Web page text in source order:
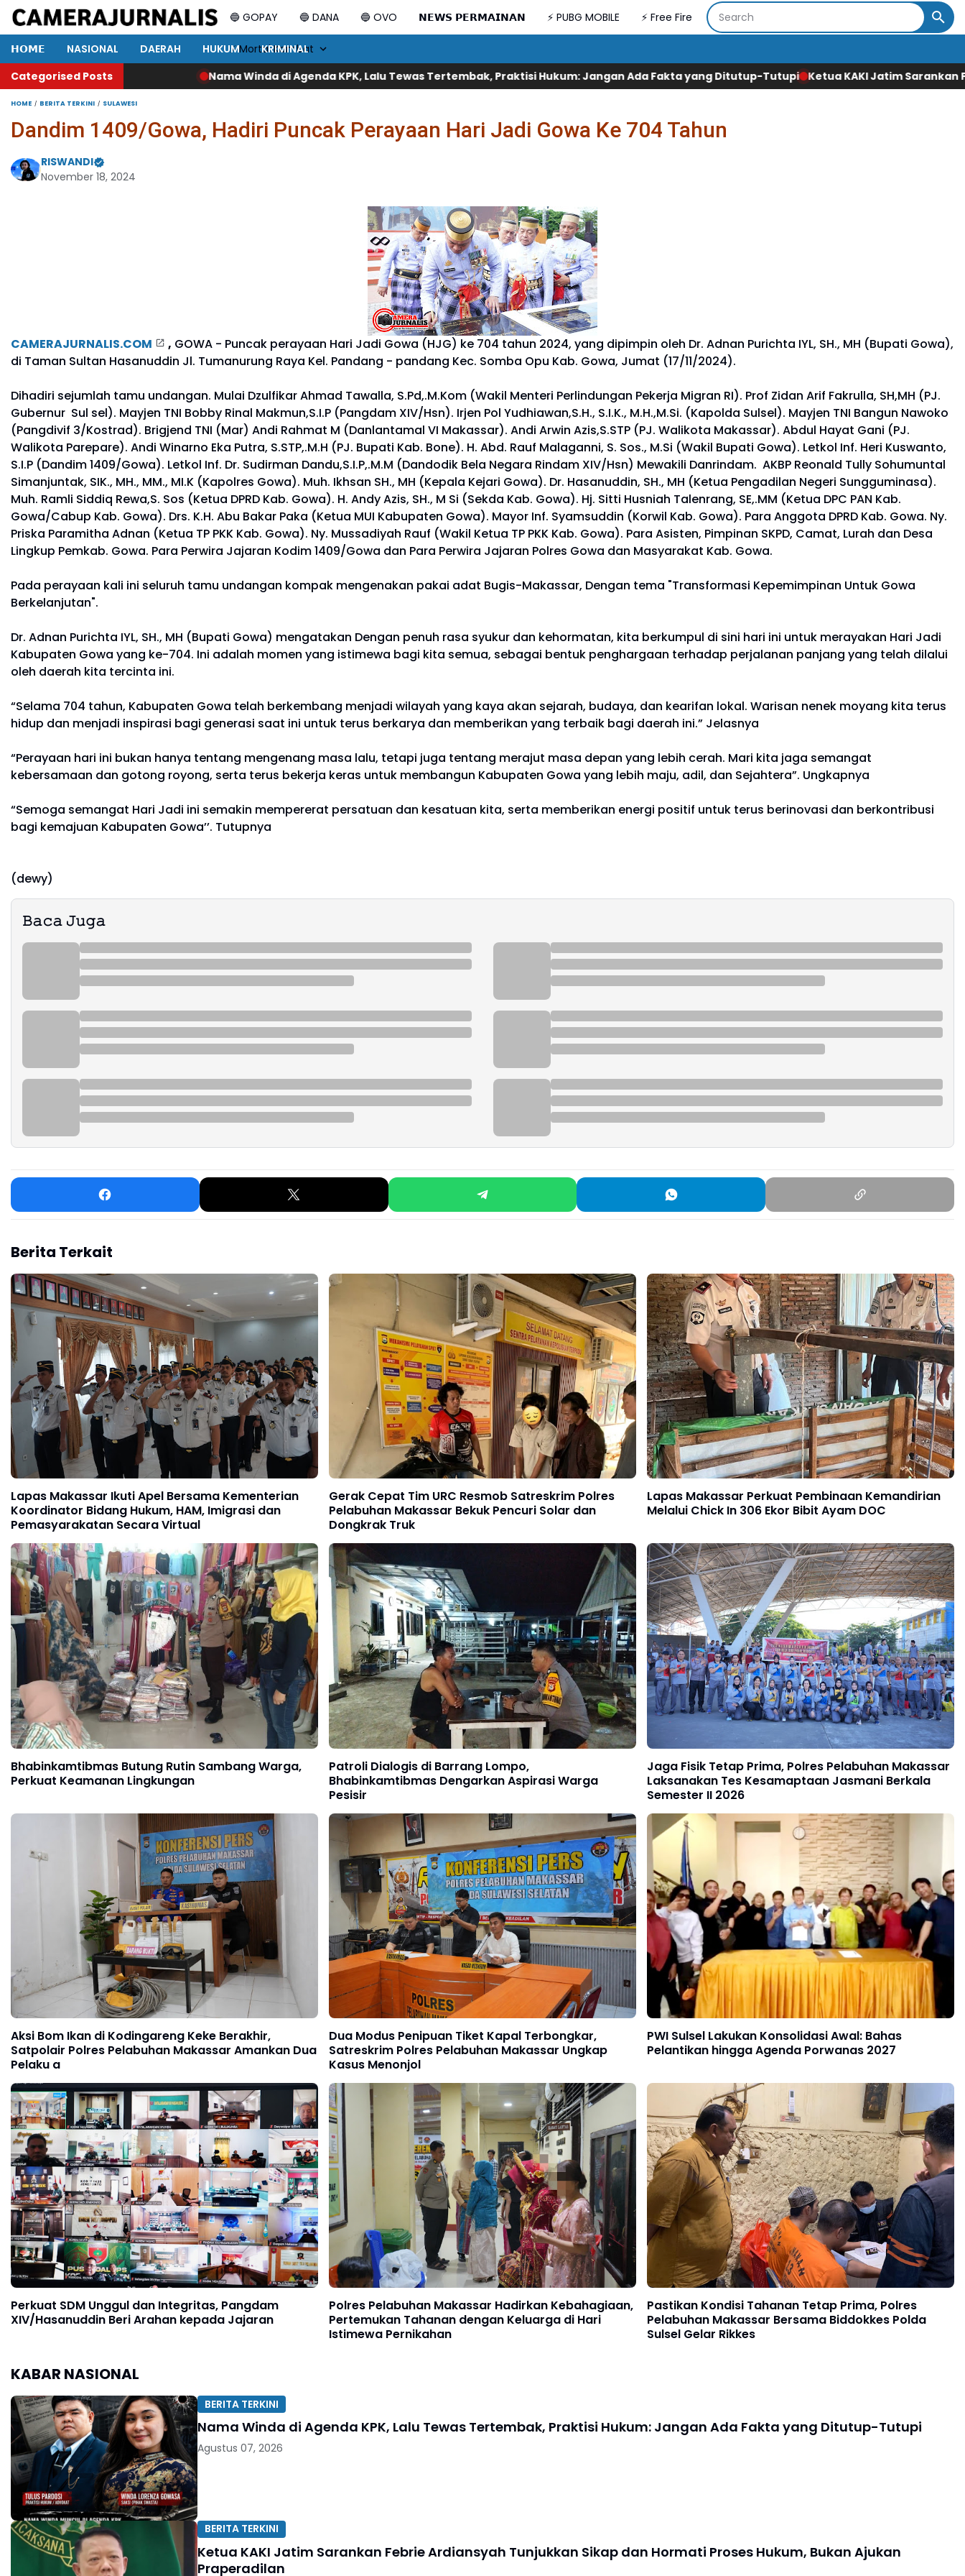
🔵 GOPAY 🔵 DANA 🔵 OVO 𝗡𝗘𝗪𝗦 𝗣𝗘𝗥𝗠𝗔𝗜𝗡𝗔𝗡 ⚡ PUBG MOBILE ⚡ Free Fire
⚡ Mortal Kombat
𝗛𝗢𝗠𝗘 NASIONAL DAERAH HUKUM
KRIMINAL
Categorised PostsNama Winda di Agenda KPK, Lalu Tewas Tertembak, Praktisi Hukum: Jangan Ada Fakta yang Ditutup-Tutupi Ketua KAKI Jatim Sarankan Febrie Ardiansyah
HOME BERITA TERKINI SULAWESI
Dandim 1409/Gowa, Hadiri Puncak Perayaan Hari Jadi Gowa Ke 704 Tahun
RISWANDI
November 18, 2024
CAMERAJURNALIS.COM , GOWA - Puncak perayaan Hari Jadi Gowa (HJG) ke 704 tahun 2024, yang dipimpin oleh Dr. Adnan Purichta IYL, SH., MH (Bupati Gowa),
di Taman Sultan Hasanuddin Jl. Tumanurung Raya Kel. Pandang - pandang Kec. Somba Opu Kab. Gowa, Jumat (17/11/2024).
Dihadiri sejumlah tamu undangan. Mulai Dzulfikar Ahmad Tawalla, S.Pd,.M.Kom (Wakil Menteri Perlindungan Pekerja Migran RI). Prof Zidan Arif Fakrulla, SH,MH (PJ.
Gubernur Sul sel). Mayjen TNI Bobby Rinal Makmun,S.I.P (Pangdam XIV/Hsn). Irjen Pol Yudhiawan,S.H., S.I.K., M.H.,M.Si. (Kapolda Sulsel). Mayjen TNI Bangun Nawoko
(Pangdivif 3/Kostrad). Brigjend TNI (Mar) Andi Rahmat M (Danlantamal VI Makassar). Andi Arwin Azis,S.STP (PJ. Walikota Makassar). Abdul Hayat Gani (PJ.
Walikota Parepare). Andi Winarno Eka Putra, S.STP,.M.H (PJ. Bupati Kab. Bone). H. Abd. Rauf Malaganni, S. Sos., M.Si (Wakil Bupati Gowa). Letkol Inf. Heri Kuswanto,
S.I.P (Dandim 1409/Gowa). Letkol Inf. Dr. Sudirman Dandu,S.I.P,.M.M (Dandodik Bela Negara Rindam XIV/Hsn) Mewakili Danrindam. AKBP Reonald Tully Sohumuntal
Simanjuntak, SIK., MH., MM., MI.K (Kapolres Gowa). Muh. Ikhsan SH., MH (Kepala Kejari Gowa). Dr. Hasanuddin, SH., MH (Ketua Pengadilan Negeri Sungguminasa).
Muh. Ramli Siddiq Rewa,S. Sos (Ketua DPRD Kab. Gowa). H. Andy Azis, SH., M Si (Sekda Kab. Gowa). Hj. Sitti Husniah Talenrang, SE,.MM (Ketua DPC PAN Kab.
Gowa/Cabup Kab. Gowa). Drs. K.H. Abu Bakar Paka (Ketua MUI Kabupaten Gowa). Mayor Inf. Syamsuddin (Korwil Kab. Gowa). Para Anggota DPRD Kab. Gowa. Ny.
Priska Paramitha Adnan (Ketua TP PKK Kab. Gowa). Ny. Mussadiyah Rauf (Wakil Ketua TP PKK Kab. Gowa). Para Asisten, Pimpinan SKPD, Camat, Lurah dan Desa
Lingkup Pemkab. Gowa. Para Perwira Jajaran Kodim 1409/Gowa dan Para Perwira Jajaran Polres Gowa dan Masyarakat Kab. Gowa.
Pada perayaan kali ini seluruh tamu undangan kompak mengenakan pakai adat Bugis-Makassar, Dengan tema "Transformasi Kepemimpinan Untuk Gowa
Berkelanjutan".
Dr. Adnan Purichta IYL, SH., MH (Bupati Gowa) mengatakan Dengan penuh rasa syukur dan kehormatan, kita berkumpul di sini hari ini untuk merayakan Hari Jadi
Kabupaten Gowa yang ke-704. Ini adalah momen yang istimewa bagi kita semua, sebagai bentuk penghargaan terhadap perjalanan panjang yang telah dilalui
oleh daerah kita tercinta ini.
“Selama 704 tahun, Kabupaten Gowa telah berkembang menjadi wilayah yang kaya akan sejarah, budaya, dan kearifan lokal. Warisan nenek moyang kita terus
hidup dan menjadi inspirasi bagi generasi saat ini untuk terus berkarya dan memberikan yang terbaik bagi daerah ini.” Jelasnya
“Perayaan hari ini bukan hanya tentang mengenang masa lalu, tetapi juga tentang merajut masa depan yang lebih cerah. Mari kita jaga semangat
kebersamaan dan gotong royong, serta terus bekerja keras untuk membangun Kabupaten Gowa yang lebih maju, adil, dan Sejahtera”. Ungkapnya
“Semoga semangat Hari Jadi ini semakin mempererat persatuan dan kesatuan kita, serta memberikan energi positif untuk terus berinovasi dan berkontribusi
bagi kemajuan Kabupaten Gowa’’. Tutupnya
(dewy)
𝙱𝚊𝚌𝚊 𝙹𝚞𝚐𝚊
Berita Terkait
Lapas Makassar Ikuti Apel Bersama Kementerian
Koordinator Bidang Hukum, HAM, Imigrasi dan
Pemasyarakatan Secara Virtual
Gerak Cepat Tim URC Resmob Satreskrim Polres
Pelabuhan Makassar Bekuk Pencuri Solar dan
Dongkrak Truk
Lapas Makassar Perkuat Pembinaan Kemandirian
Melalui Chick In 306 Ekor Bibit Ayam DOC
Bhabinkamtibmas Butung Rutin Sambang Warga,
Perkuat Keamanan Lingkungan
Patroli Dialogis di Barrang Lompo,
Bhabinkamtibmas Dengarkan Aspirasi Warga
Pesisir
Jaga Fisik Tetap Prima, Polres Pelabuhan Makassar
Laksanakan Tes Kesamaptaan Jasmani Berkala
Semester II 2026
Aksi Bom Ikan di Kodingareng Keke Berakhir,
Satpolair Polres Pelabuhan Makassar Amankan Dua
Pelaku a
Dua Modus Penipuan Tiket Kapal Terbongkar,
Satreskrim Polres Pelabuhan Makassar Ungkap
Kasus Menonjol
PWI Sulsel Lakukan Konsolidasi Awal: Bahas
Pelantikan hingga Agenda Porwanas 2027
Perkuat SDM Unggul dan Integritas, Pangdam
XIV/Hasanuddin Beri Arahan kepada Jajaran
Polres Pelabuhan Makassar Hadirkan Kebahagiaan,
Pertemukan Tahanan dengan Keluarga di Hari
Istimewa Pernikahan
Pastikan Kondisi Tahanan Tetap Prima, Polres
Pelabuhan Makassar Bersama Biddokkes Polda
Sulsel Gelar Rikkes
KABAR NASIONAL
BERITA TERKINI
Nama Winda di Agenda KPK, Lalu Tewas Tertembak, Praktisi Hukum: Jangan Ada Fakta yang Ditutup-Tutupi
Agustus 07, 2026
BERITA TERKINI
Ketua KAKI Jatim Sarankan Febrie Ardiansyah Tunjukkan Sikap dan Hormati Proses Hukum, Bukan Ajukan
Praperadilan